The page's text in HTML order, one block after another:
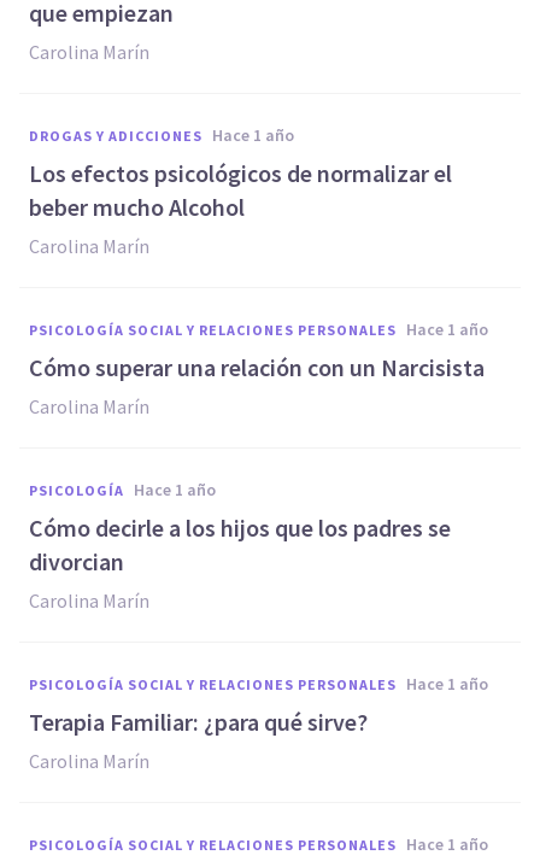
que empiezan
Carolina Marín
DROGAS Y ADICCIONES hace 1 año
Los efectos psicológicos de normalizar el
beber mucho Alcohol
Carolina Marín
PSICOLOGÍA SOCIAL Y RELACIONES PERSONALES hace 1 año
Cómo superar una relación con un Narcisista
Carolina Marín
PSICOLOGÍA hace 1 año
Cómo decirle a los hijos que los padres se
divorcian
Carolina Marín
PSICOLOGÍA SOCIAL Y RELACIONES PERSONALES hace 1 año
Terapia Familiar: ¿para qué sirve?
Carolina Marín
PSICOLOGÍA SOCIAL Y RELACIONES PERSONALES hace 1 año